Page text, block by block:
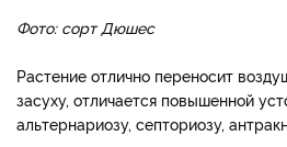
Фото: сорт Дюшес
Растение отлично переносит
засуху, отличается повышенной
альтернариозу, септориозу,